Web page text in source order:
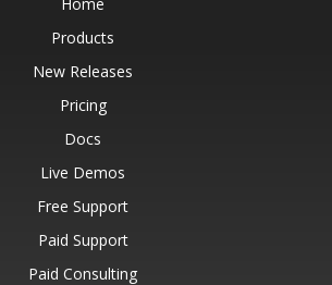
Products
New Releases
Pricing
Docs
Live Demos
Free Support
Paid Support
Paid Consulting